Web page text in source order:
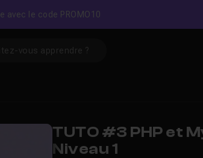
avec le code PROMO10
TUTO #3 PHP et
Niveau 1